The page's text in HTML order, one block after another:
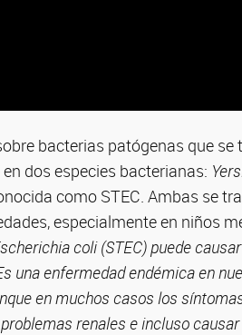
bacterias patógenas que
dos especies bacterianas:
como STEC. Ambas se
especialmente en niños
coli (STEC) puede
una enfermedad endémica en
en muchos casos los
renales e incluso